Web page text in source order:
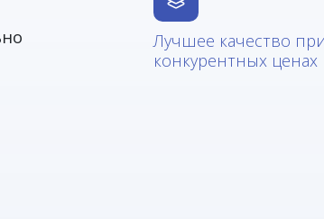
Лучшее качество
конкурентных ценах